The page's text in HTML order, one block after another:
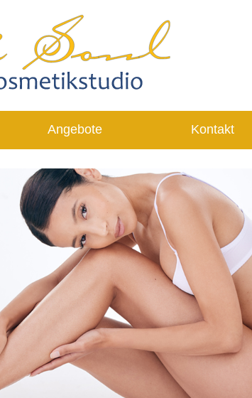
Angebote Kontakt